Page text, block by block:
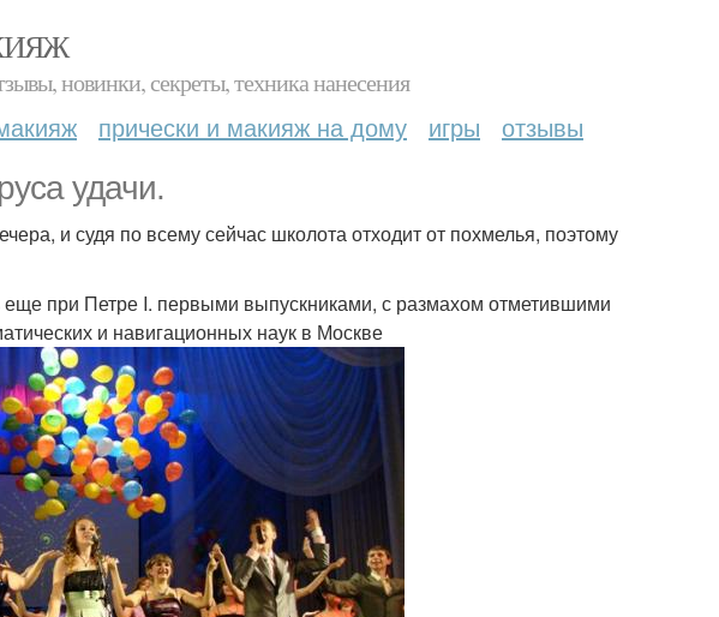
новинки, секреты, техника нанесения
прически и макияж на дому игры отзывы
удачи.
и судя по всему сейчас школота отходит от похмелья, поэтому
при Петре I. первыми выпускниками, с размахом отметившими
и навигационных наук в Москве